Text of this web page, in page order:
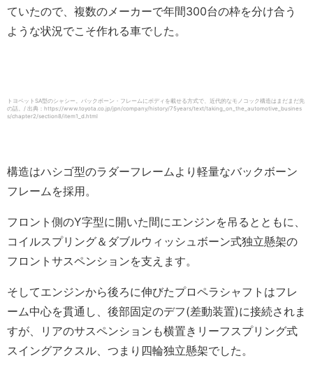
ていたので、複数のメーカーで年間300台の枠を分け合う
ような状況でこそ作れる車でした。
トヨペットSA型のシャシー。バックボーン・フレームにボディを載せる方式で、近代的なモノコック構造はまだまだ先
の話。/ 出典：https://www.toyota.co.jp/jpn/company/history/75years/text/taking_on_the_automotive_busines
s/chapter2/section8/item1_d.html
構造はハシゴ型のラダーフレームより軽量なバックボーン
フレームを採用。
フロント側のY字型に開いた間にエンジンを吊るとともに、
コイルスプリング＆ダブルウィッシュボーン式独立懸架の
フロントサスペンションを支えます。
そしてエンジンから後ろに伸びたプロペラシャフトはフレ
ーム中心を貫通し、後部固定のデフ(差動装置)に接続されま
すが、リアのサスペンションも横置きリーフスプリング式
スイングアクスル、つまり四輪独立懸架でした。